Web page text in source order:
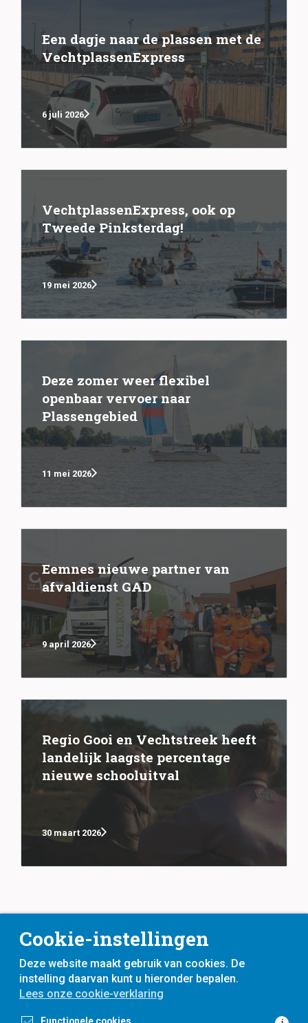
Een dagje naar de plassen met de
VechtplassenExpress
6 juli 2026
VechtplassenExpress, ook op
Tweede Pinksterdag!
19 mei 2026
Deze zomer weer flexibel
openbaar vervoer naar
Plassengebied
11 mei 2026
Eemnes nieuwe partner van
afvaldienst GAD
9 april 2026
Regio Gooi en Vechtstreek heeft
landelijk laagste percentage
nieuwe schooluitval
30 maart 2026
voor inwoners,metgemeenten
Cookie-instellingen
Deze website maakt gebruik van cookies. De
instelling daarvan kunt u hieronder bepalen.
Lees onze cookie-verklaring